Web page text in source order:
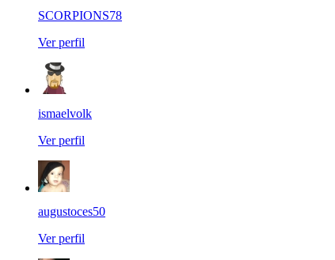
SCORPIONS78
Ver perfil
ismaelvolk
Ver perfil
augustoces50
Ver perfil